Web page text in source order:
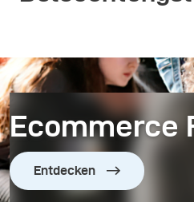
Ecommerce
Entdecken